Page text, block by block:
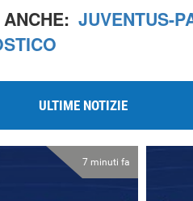
JUVENTUS-
ULTIME NOTIZIE
7 minuti fa